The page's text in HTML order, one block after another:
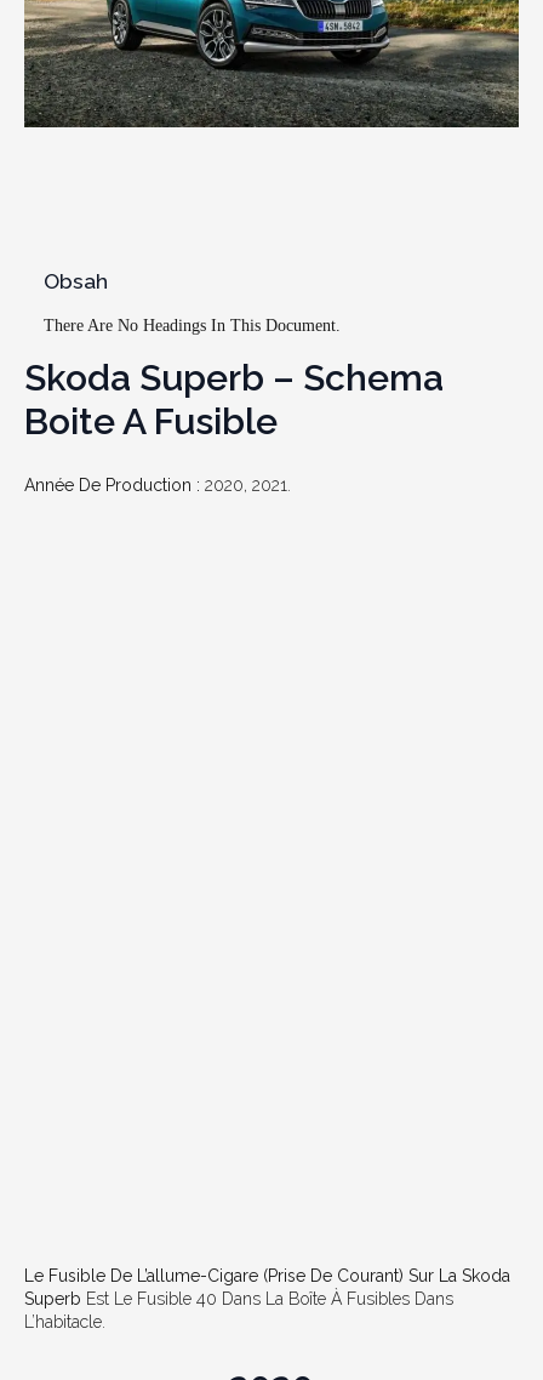
Obsah
There Are No Headings In This Document.
Skoda Superb – Schema
Boite A Fusible
Année De Production : 2020, 2021.
Le Fusible De L’allume-Cigare (prise De Courant) Sur La Skoda
Superb Est Le Fusible 40 Dans La Boîte À Fusibles Dans
L’habitacle.